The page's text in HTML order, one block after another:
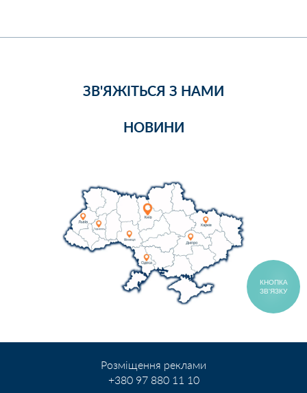
КНОПКА
ЗВ'ЯЗКУ
ЗВ'ЯЖІТЬСЯ З НАМИ
НОВИНИ
Розміщення реклами
+380 97 880 11 10